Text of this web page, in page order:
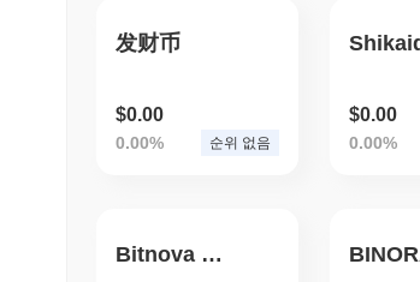
发财币
$0.00
0.00% 순위 없음
$0.00
0.00%
Bitnova Protocol